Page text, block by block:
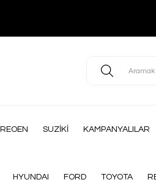
SUZİKİ KAMPANYALILAR
HYUNDAI FORD TOYOTA